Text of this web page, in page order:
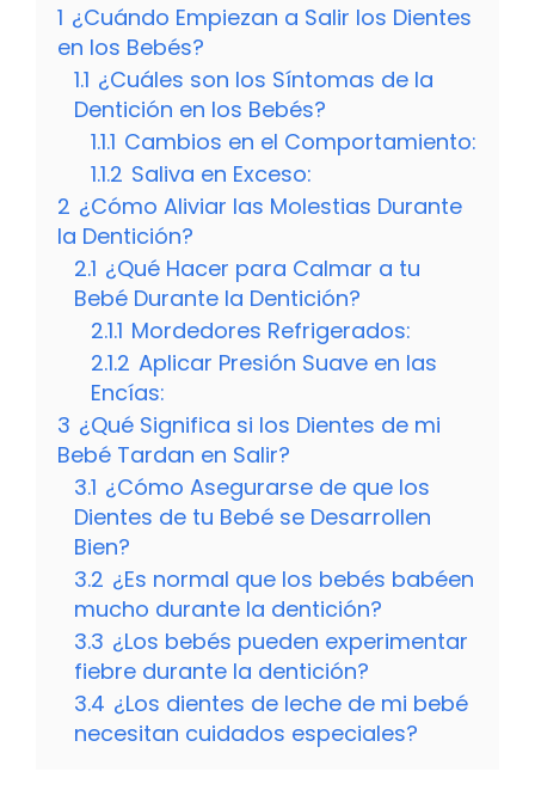
1 ¿Cuándo Empiezan a Salir los Dientes
en los Bebés?
1.1 ¿Cuáles son los Síntomas de la
Dentición en los Bebés?
1.1.1 Cambios en el Comportamiento:
1.1.2 Saliva en Exceso:
2 ¿Cómo Aliviar las Molestias Durante
la Dentición?
2.1 ¿Qué Hacer para Calmar a tu
Bebé Durante la Dentición?
2.1.1 Mordedores Refrigerados:
2.1.2 Aplicar Presión Suave en las
Encías:
3 ¿Qué Significa si los Dientes de mi
Bebé Tardan en Salir?
3.1 ¿Cómo Asegurarse de que los
Dientes de tu Bebé se Desarrollen
Bien?
3.2 ¿Es normal que los bebés babéen
mucho durante la dentición?
3.3 ¿Los bebés pueden experimentar
fiebre durante la dentición?
3.4 ¿Los dientes de leche de mi bebé
necesitan cuidados especiales?